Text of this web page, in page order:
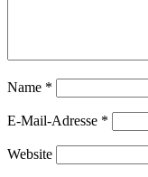
Name *
E-Mail-Adresse *
Website